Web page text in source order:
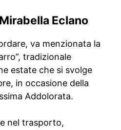
Eclano
va menzionata la
tradizionale
estate che si svolge
in occasione della
Addolorata.
nel trasporto,